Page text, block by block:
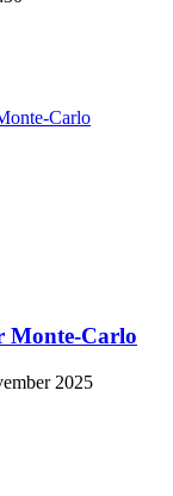
Monte-Carlo
2025